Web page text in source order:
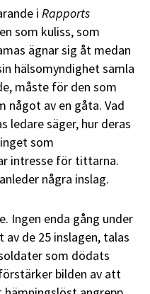
i Rapports
som kuliss, som
ägnar sig åt medan
hälsomyndighet samla
måste för den som
något av en gåta. Vad
ledare säger, hur deras
som
intresse för tittarna.
några inslag.
Ingen enda gång under
de 25 inslagen, talas
som dödats
bilden av att